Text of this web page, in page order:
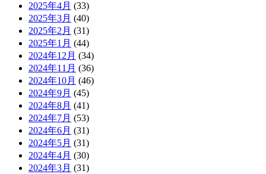
2025年4月 (33)
2025年3月 (40)
2025年2月 (31)
2025年1月 (44)
2024年12月 (34)
2024年11月 (36)
2024年10月 (46)
2024年9月 (45)
2024年8月 (41)
2024年7月 (53)
2024年6月 (31)
2024年5月 (31)
2024年4月 (30)
2024年3月 (31)